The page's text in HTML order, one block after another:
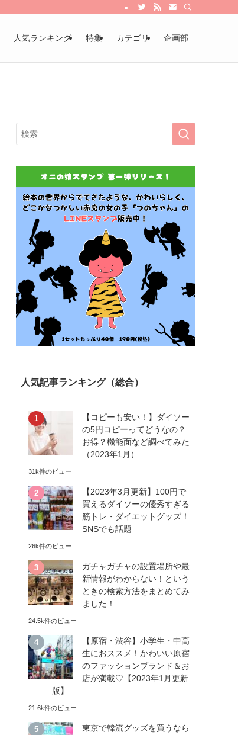
人気ランキング 特集 カテゴリ 企画部
人気記事ランキング（総合）
【コピーも安い！】ダイソー
の5円コピーってどうなの？
お得？機能面など調べてみた
（2023年1月）
31k件のビュー
【2023年3月更新】100円で
買えるダイソーの優秀すぎる
筋トレ・ダイエットグッズ！
SNSでも話題
26k件のビュー
ガチャガチャの設置場所や最
新情報がわからない！という
ときの検索方法をまとめてみ
ました！
24.5k件のビュー
【原宿・渋谷】小学生・中高
生におススメ！かわいい原宿
のファッションブランド＆お
店が満載♡【2023年1月更新
版】
21.6k件のビュー
東京で韓流グッズを買うなら